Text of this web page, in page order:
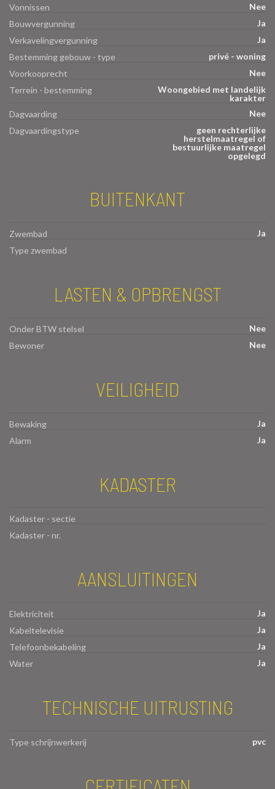
Vonnissen
Nee
Bouwvergunning
Ja
Verkavelingvergunning
Ja
Bestemming gebouw - type
privé - woning
Voorkooprecht
Nee
Terrein - bestemming
Woongebied met landelijk
karakter
Dagvaarding
Nee
Dagvaardingstype
geen rechterlijke
herstelmaatregel of
bestuurlijke maatregel
opgelegd
BUITENKANT
Zwembad
Ja
Type zwembad
LASTEN & OPBRENGST
Onder BTW stelsel
Nee
Bewoner
Nee
VEILIGHEID
Bewaking
Ja
Alarm
Ja
KADASTER
Kadaster - sectie
Kadaster - nr.
AANSLUITINGEN
Elektriciteit
Ja
Kabeltelevisie
Ja
Telefoonbekabeling
Ja
Water
Ja
TECHNISCHE UITRUSTING
Type schrijnwerkerij pvc